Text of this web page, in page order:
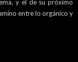
y el de su próximo
entre lo orgánico y